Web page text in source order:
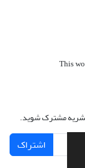
This
نشریه مشترک شوید.
اشتراک